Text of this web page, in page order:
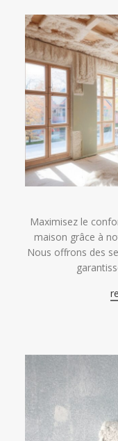
Maximisez le
maison grâce à
Nous offrons des